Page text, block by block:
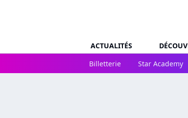
ACTUALITÉS
Billetterie
Star Academy